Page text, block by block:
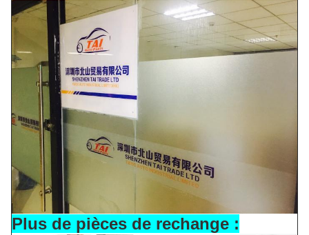
Plus de pièces de rechange :